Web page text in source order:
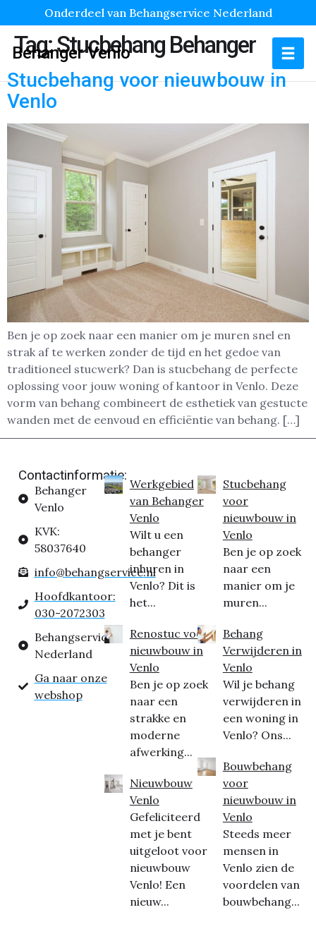
Onderdeel van Behangservice Nederland
Behanger Venlo
Tag:Stucbehang Behanger
Stucbehang voor nieuwbouw in
Venlo
Ben je op zoek naar een manier om je muren snel en
strak af te werken zonder de tijd en het gedoe van
traditioneel stucwerk? Dan is stucbehang de perfecte
oplossing voor jouw woning of kantoor in Venlo. Deze
vorm van behang combineert de esthetiek van gestucte
wanden met de eenvoud en efficiëntie van behang. […]
Contactinformatie:
Behanger
Venlo
KVK:
58037640
info@behangservice.nl
Hoofdkantoor:
030-2072303
Behangservice
Nederland
Ga naar onze
webshop
Werkgebied
van Behanger
Venlo
Wilt u een
behanger
inhuren in
Venlo? Dit is
het...
Renostuc voor
nieuwbouw in
Venlo
Ben je op zoek
naar een
strakke en
moderne
afwerking...
Nieuwbouw
Venlo
Gefeliciteerd
met je bent
uitgeloot voor
nieuwbouw
Venlo! Een
nieuw...
Stucbehang
voor
nieuwbouw in
Venlo
Ben je op zoek
naar een
manier om je
muren...
Behang
Verwijderen in
Venlo
Wil je behang
verwijderen in
een woning in
Venlo? Ons...
Bouwbehang
voor
nieuwbouw in
Venlo
Steeds meer
mensen in
Venlo zien de
voordelen van
bouwbehang...